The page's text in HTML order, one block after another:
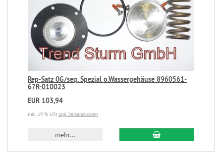
Rep-Satz 0G/seq. Spezial o.Wassergehäuse 8960561-
67R-010023
EUR 103,94
inkl. 19 % USt zzgl. Versandkosten
mehr...